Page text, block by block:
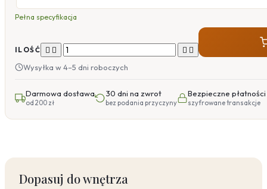
Pełna specyfikacja
ILOŚĆ    
Wysyłka w 4–5 dni roboczych
Darmowa dostawa
od 200 zł
30 dni na zwrot
bez podania przyczyny
Bezpieczne płatności
szyfrowane transakcje
Dopasuj do wnętrza